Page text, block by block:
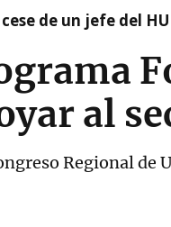
de un jefe del
al
Regional de